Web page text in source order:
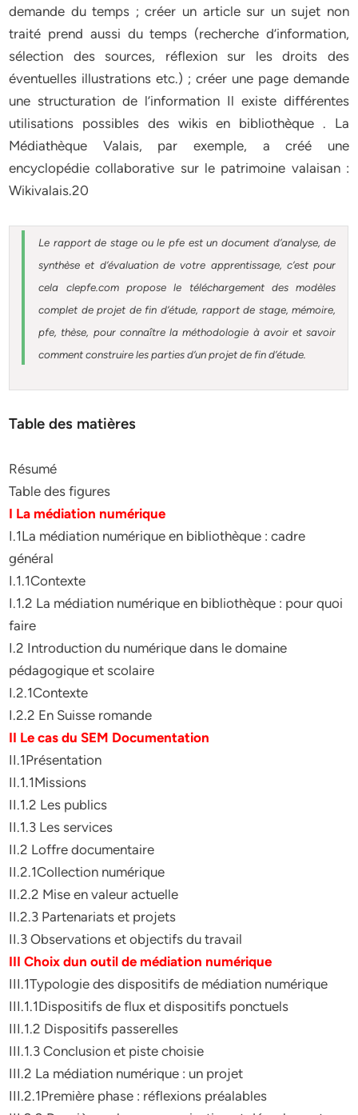
demande du temps ; créer un article sur un sujet non
traité prend aussi du temps (recherche d’information,
sélection des sources, réflexion sur les droits des
éventuelles illustrations etc.) ; créer une page demande
une structuration de l’information Il existe différentes
utilisations possibles des wikis en bibliothèque . La
Médiathèque Valais, par exemple, a créé une
encyclopédie collaborative sur le patrimoine valaisan :
Wikivalais.20
Le rapport de stage ou le pfe est un document d’analyse, de
synthèse et d’évaluation de votre apprentissage, c’est pour
cela clepfe.com propose le téléchargement des modèles
complet de projet de fin d’étude, rapport de stage, mémoire,
pfe, thèse, pour connaître la méthodologie à avoir et savoir
comment construire les parties d’un projet de fin d’étude.
Table des matières
Résumé
Table des figures
I La médiation numérique
I.1La médiation numérique en bibliothèque : cadre
général
I.1.1Contexte
I.1.2 La médiation numérique en bibliothèque : pour quoi
faire
I.2 Introduction du numérique dans le domaine
pédagogique et scolaire
I.2.1Contexte
I.2.2 En Suisse romande
II Le cas du SEM Documentation
II.1Présentation
II.1.1Missions
II.1.2 Les publics
II.1.3 Les services
II.2 Loffre documentaire
II.2.1Collection numérique
II.2.2 Mise en valeur actuelle
II.2.3 Partenariats et projets
II.3 Observations et objectifs du travail
III Choix dun outil de médiation numérique
III.1Typologie des dispositifs de médiation numérique
III.1.1Dispositifs de flux et dispositifs ponctuels
III.1.2 Dispositifs passerelles
III.1.3 Conclusion et piste choisie
III.2 La médiation numérique : un projet
III.2.1Première phase : réflexions préalables